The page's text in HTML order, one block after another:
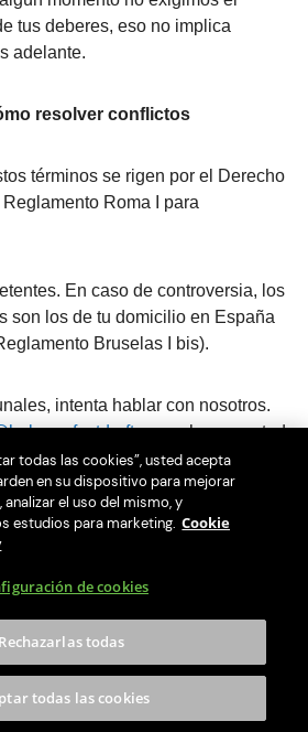
tus deberes, eso no implica
adelante.
resolver conflictos
términos se rigen por el Derecho
Roma I para
En caso de controversia, los
son los de tu domicilio en España
Bruselas I bis).
intenta hablar con nosotros.
y haremos todo
amistosamente.
una solución, tienes varias
de resolución de litigios en
ec.europa.eu/consumers/odr/
524/2013).
a la Junta Arbitral de Consumo de tu
todas las cookies”, usted acepta
en su dispositivo para mejorar
el uso del mismo, y
estudios para marketing. Cookie
de cookies
Rechazarlas todas
todas las cookies